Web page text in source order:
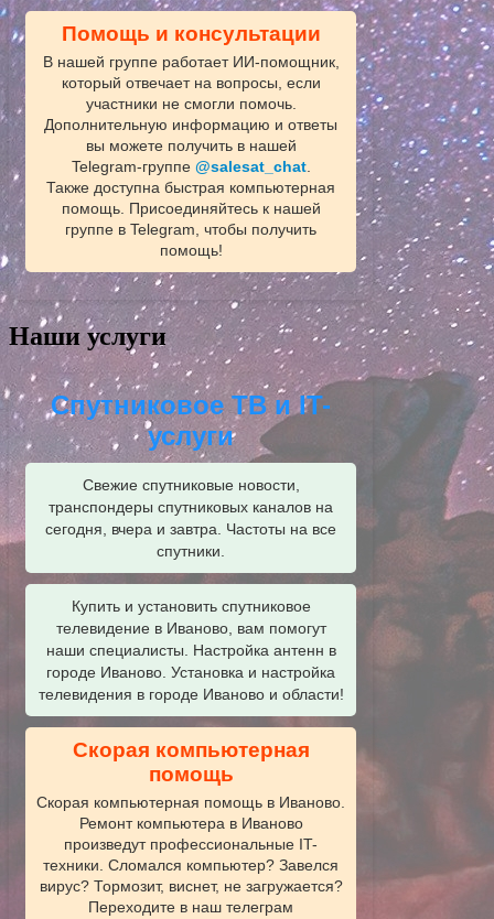
Помощь и консультации
В нашей группе работает ИИ‑помощник,
который отвечает на вопросы, если
участники не смогли помочь.
Дополнительную информацию и ответы
вы можете получить в нашей
Telegram‑группе @salesat_chat.
Также доступна быстрая компьютерная
помощь. Присоединяйтесь к нашей
группе в Telegram, чтобы получить
помощь!
Наши услуги
Спутниковое ТВ и IT-
услуги
Свежие спутниковые новости,
транспондеры спутниковых каналов на
сегодня, вчера и завтра. Частоты на все
спутники.
Купить и установить спутниковое
телевидение в Иваново, вам помогут
наши специалисты. Настройка антенн в
городе Иваново. Установка и настройка
телевидения в городе Иваново и области!
Скорая компьютерная
помощь
Скорая компьютерная помощь в Иваново.
Ремонт компьютера в Иваново
произведут профессиональные IT-
техники. Сломался компьютер? Завелся
вирус? Тормозит, виснет, не загружается?
Переходите в наш телеграм